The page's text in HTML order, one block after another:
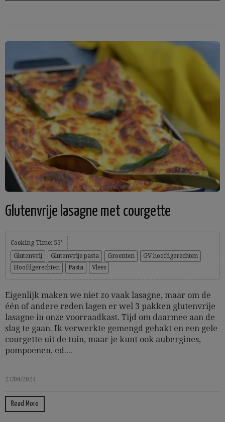
Glutenvrije lasagne met courgette
Cooking Time: 55'
Glutenvrij
Glutenvrije pasta Groenten
GV hoofdgerechten
Hoofdgerechten
Pasta Vlees
Eigenlijk maken we niet zo vaak lasagne, maar om de
één of andere reden lagen er wel 3 pakken glutenvrije
lasagne in onze voorraadkast. Tijd om daarmee aan de
slag te gaan. Ik verwerkte gemengd gehakt en een gele
courgette uit de tuin, maar je kunt ook aubergines,
pompoenen, ed....
27/08/2024
Read More